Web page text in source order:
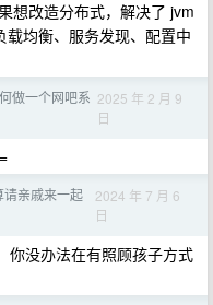
想改造分布式，解决了 jvm
均衡、服务发现、配置中
做一个网吧系 2025 年 2 月 9
日
请亲戚来一起
2024 年 7 月 6
日
你没办法在有照顾孩子方式